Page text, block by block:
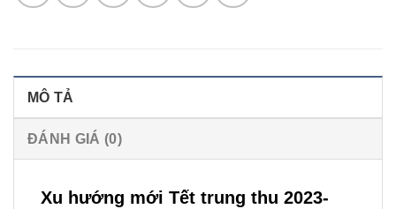
MÔ TẢ
ĐÁNH GIÁ (0)
Xu hướng mới Tết trung thu 2023-